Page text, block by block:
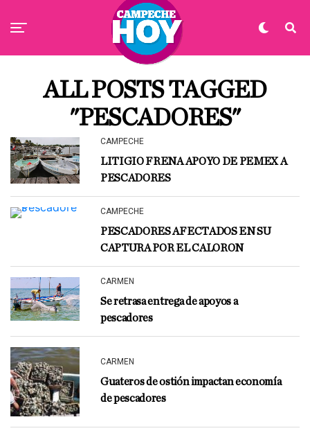
ALL POSTS TAGGED
"PESCADORES"
CAMPECHE
LITIGIO FRENA APOYO DE PEMEX A
PESCADORES
CAMPECHE
PESCADORES AFECTADOS EN SU
CAPTURA POR EL CALORON
CARMEN
Se retrasa entrega de apoyos a
pescadores
CARMEN
Guateros de ostión impactan economía
de pescadores